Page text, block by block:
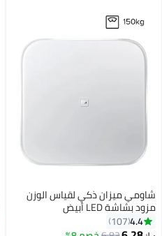
شاومي ميزان ذكي لقياس الوزن
مزود بشاشة LED أبيض
4.4
107